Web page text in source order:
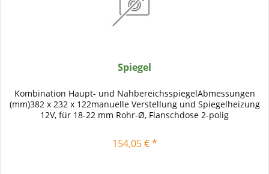
Spiegel
Kombination Haupt- und NahbereichsspiegelAbmessungen
(mm)382 x 232 x 122manuelle Verstellung und Spiegelheizung
12V, für 18-22 mm Rohr-Ø, Flanschdose 2-polig
154,05 € *